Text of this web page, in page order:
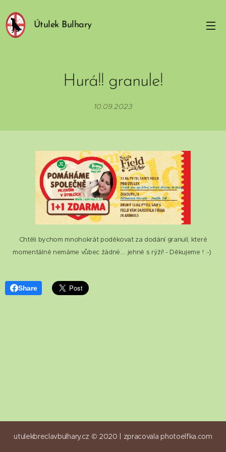
Útulek Bulhary
Hurá!! granule!
10.09.2023
Chtěli bychom mnohokrát poděkovat za dodání granulí, které
momentálně nemáme vůbec žádné.... jehně s rýží! - Děkujeme ! :-)
Share
utulekbreclavbulhary.cz © 2020 | zpracovala photoelfka.com